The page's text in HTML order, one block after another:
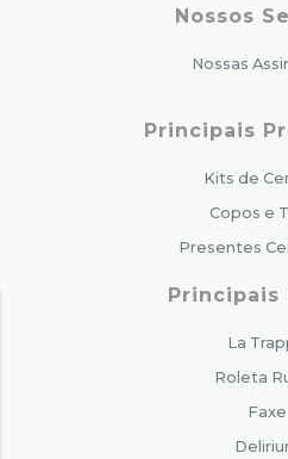
Nossos
Nossas
Principais
Kits de
Copos e
Presentes
Principais
La
Roleta
Faxe